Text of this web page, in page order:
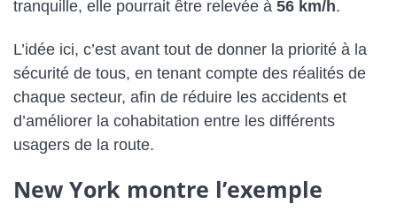
tranquille, elle pourrait être relevée à 56 km/h.
L’idée ici, c’est avant tout de donner la priorité à la
sécurité de tous, en tenant compte des réalités de
chaque secteur, afin de réduire les accidents et
d’améliorer la cohabitation entre les différents
usagers de la route.
New York montre l’exemple